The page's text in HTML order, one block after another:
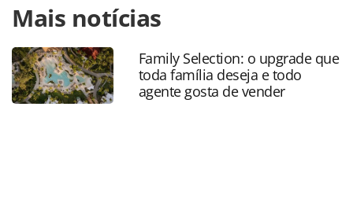
https://www.panrotas.com.br/gente/movimentacao/2023/
contrata-dois-novos-executivos-para-regiao-
nordeste_199628.html ou as ferramentas oferecidas na
página. Todo o conteúdo produzido pela PANROTAS
Editora é protegido pela legislação brasileira sobre direito
autoral. Não reproduza o conteúdo sem autorização da
Mais notícias
Family Selection: o upgrade que
toda família deseja e todo
agente gosta de vender